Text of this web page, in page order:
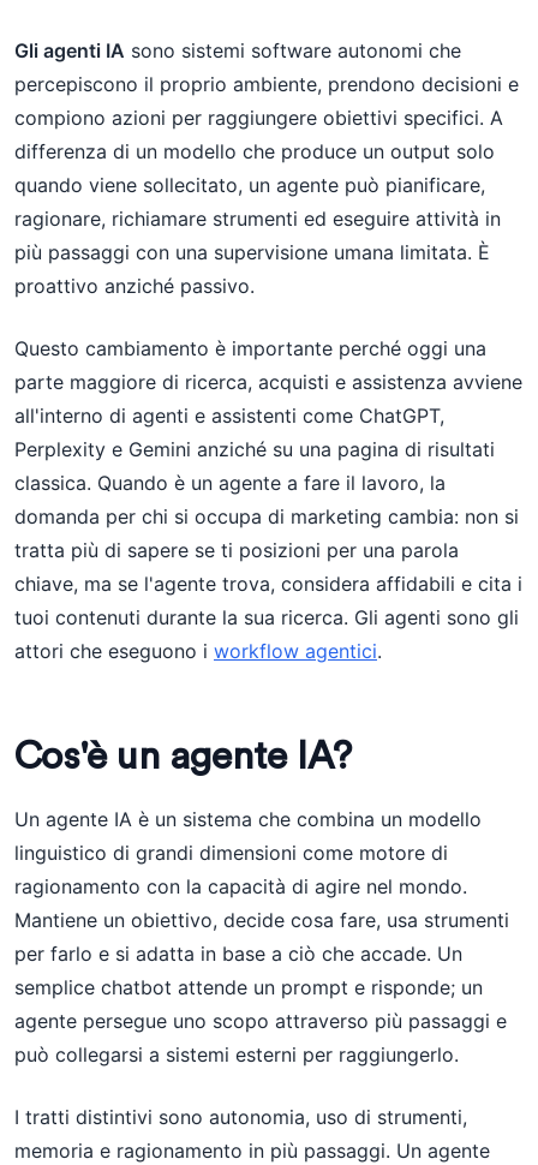
Gli agenti IA sono sistemi software autonomi che
percepiscono il proprio ambiente, prendono decisioni e
compiono azioni per raggiungere obiettivi specifici. A
differenza di un modello che produce un output solo
quando viene sollecitato, un agente può pianificare,
ragionare, richiamare strumenti ed eseguire attività in
più passaggi con una supervisione umana limitata. È
proattivo anziché passivo.
Questo cambiamento è importante perché oggi una
parte maggiore di ricerca, acquisti e assistenza avviene
all'interno di agenti e assistenti come ChatGPT,
Perplexity e Gemini anziché su una pagina di risultati
classica. Quando è un agente a fare il lavoro, la
domanda per chi si occupa di marketing cambia: non si
tratta più di sapere se ti posizioni per una parola
chiave, ma se l'agente trova, considera affidabili e cita i
tuoi contenuti durante la sua ricerca. Gli agenti sono gli
attori che eseguono i workflow agentici.
Cos'è un agente IA?
Un agente IA è un sistema che combina un modello
linguistico di grandi dimensioni come motore di
ragionamento con la capacità di agire nel mondo.
Mantiene un obiettivo, decide cosa fare, usa strumenti
per farlo e si adatta in base a ciò che accade. Un
semplice chatbot attende un prompt e risponde; un
agente persegue uno scopo attraverso più passaggi e
può collegarsi a sistemi esterni per raggiungerlo.
I tratti distintivi sono autonomia, uso di strumenti,
memoria e ragionamento in più passaggi. Un agente